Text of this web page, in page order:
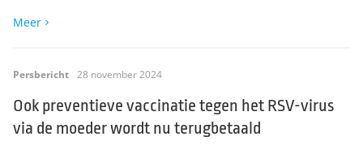
Meer
Persbericht 28 november 2024
Ook preventieve vaccinatie tegen het RSV-virus
via de moeder wordt nu terugbetaald